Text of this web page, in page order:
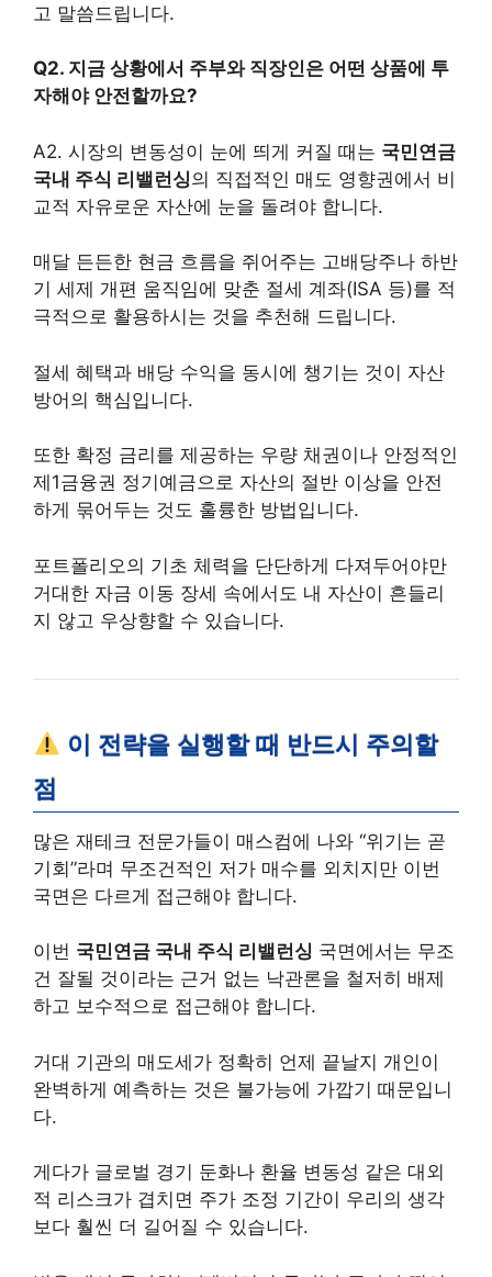
고 말씀드립니다.
Q2. 지금 상황에서 주부와 직장인은 어떤 상품에 투
자해야 안전할까요?
A2. 시장의 변동성이 눈에 띄게 커질 때는 국민연금
국내 주식 리밸런싱의 직접적인 매도 영향권에서 비
교적 자유로운 자산에 눈을 돌려야 합니다.
매달 든든한 현금 흐름을 쥐어주는 고배당주나 하반
기 세제 개편 움직임에 맞춘 절세 계좌(ISA 등)를 적
극적으로 활용하시는 것을 추천해 드립니다.
절세 혜택과 배당 수익을 동시에 챙기는 것이 자산
방어의 핵심입니다.
또한 확정 금리를 제공하는 우량 채권이나 안정적인
제1금융권 정기예금으로 자산의 절반 이상을 안전
하게 묶어두는 것도 훌륭한 방법입니다.
포트폴리오의 기초 체력을 단단하게 다져두어야만
거대한 자금 이동 장세 속에서도 내 자산이 흔들리
지 않고 우상향할 수 있습니다.
이 전략을 실행할 때 반드시 주의할
점
많은 재테크 전문가들이 매스컴에 나와 “위기는 곧
기회”라며 무조건적인 저가 매수를 외치지만 이번
국면은 다르게 접근해야 합니다.
이번 국민연금 국내 주식 리밸런싱 국면에서는 무조
건 잘될 것이라는 근거 없는 낙관론을 철저히 배제
하고 보수적으로 접근해야 합니다.
거대 기관의 매도세가 정확히 언제 끝날지 개인이
완벽하게 예측하는 것은 불가능에 가깝기 때문입니
다.
게다가 글로벌 경기 둔화나 환율 변동성 같은 대외
적 리스크가 겹치면 주가 조정 기간이 우리의 생각
보다 훨씬 더 길어질 수 있습니다.